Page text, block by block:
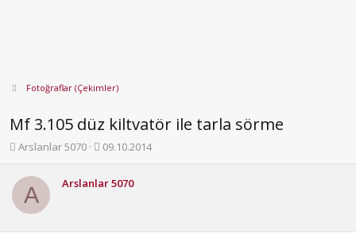
Fotoğraflar (Çekimler)
Mf 3.105 düz kiltvatör ile tarla sörme
K
n
y
u
Arslanlar 5070
B
l
g
09.10.2014
A Arslanlar 5070